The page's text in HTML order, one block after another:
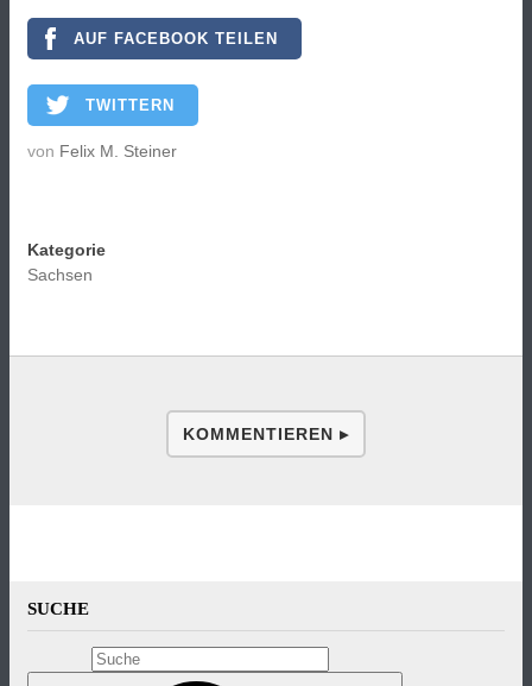
AUF FACEBOOK TEILEN
TWITTERN
von Felix M. Steiner
Kategorie
Sachsen
KOMMENTIEREN ▸
SUCHE